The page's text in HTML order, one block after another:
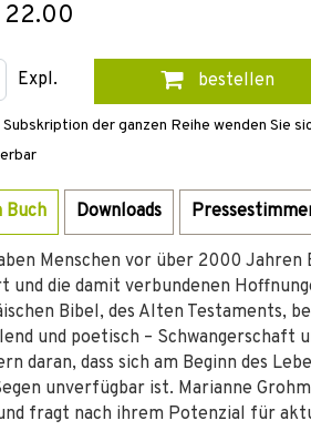
22.00
Expl. bestellen
Subskription der ganzen Reihe wenden Sie
Buch Downloads
Menschen vor über 2000
und die damit verbundenen
Bibel, des Alten Testaments,
und poetisch – Schwangerschaft
daran, dass sich am Beginn des
unverfügbar ist. Marianne
fragt nach ihrem Potenzial für